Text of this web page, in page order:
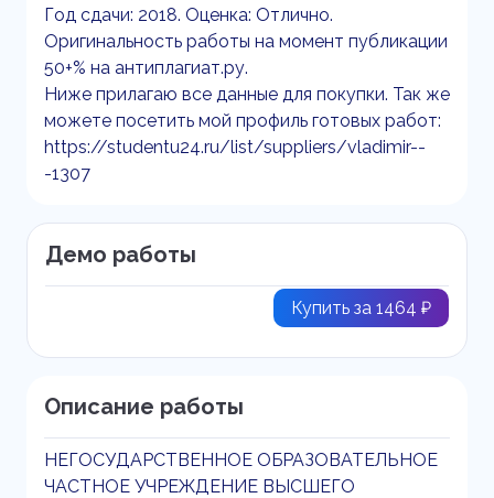
Год сдачи: 2018. Оценка: Отлично.
Оригинальность работы на момент публикации
50+% на антиплагиат.ру.
Ниже прилагаю все данные для покупки. Так же
можете посетить мой профиль готовых работ:
https://studentu24.ru/list/suppliers/vladimir--
-1307
Демо работы
Купить за 1464 ₽
Описание работы
НЕГОСУДАРСТВЕННОЕ ОБРАЗОВАТЕЛЬНОЕ
ЧАСТНОЕ УЧРЕЖДЕНИЕ ВЫСШЕГО